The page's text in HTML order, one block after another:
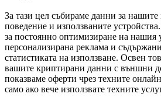
За тази цел събираме данни за
поведение и използваните
за постоянно оптимизиране на нашия
персонализирана реклама и
статистиката на използване. Освен
вашите криптирани данни с външни
показваме оферти чрез техните
само ако вече използвате техните